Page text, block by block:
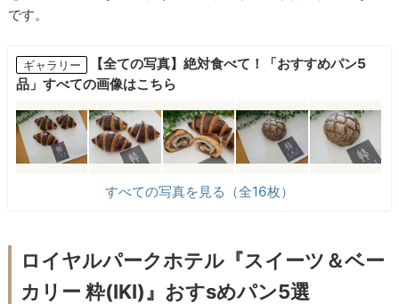
です。
ギャラリー
【全ての写真】絶対食べて！「おすすめパン5
品」すべての画像はこちら
すべての写真を見る（全16枚）
ロイヤルパークホテル『スイーツ＆ベー
カリー 粋(IKI)』おすsめパン5選